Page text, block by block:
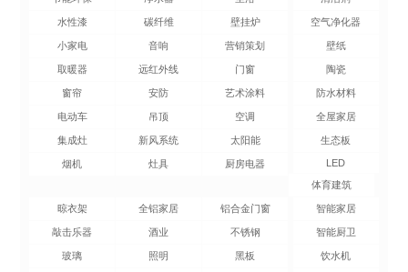
水性漆 碳纤维 壁挂炉 空气净化器
小家电 音响 营销策划 壁纸
取暖器 远红外线 门窗 陶瓷
窗帘 安防 艺术涂料 防水材料
电动车 吊顶 空调 全屋家居
集成灶 新风系统 太阳能 生态板
烟机 灶具 厨房电器
LED
体育建筑
晾衣架 全铝家居 智能家居
铝合金门窗
敲击乐器 酒业 智能厨卫
不锈钢
玻璃 照明 饮水机
黑板